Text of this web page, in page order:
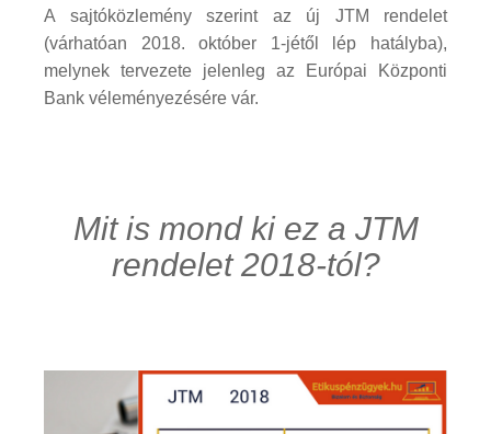
A sajtóközlemény szerint az új JTM rendelet
(várhatóan 2018. október 1-jétől lép hatályba),
melynek tervezete jelenleg az Európai Központi
Bank véleményezésére vár.
Mit is mond ki ez a JTM
rendelet 2018-tól?